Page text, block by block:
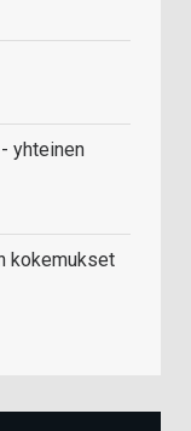
yhteinen
kokemukset